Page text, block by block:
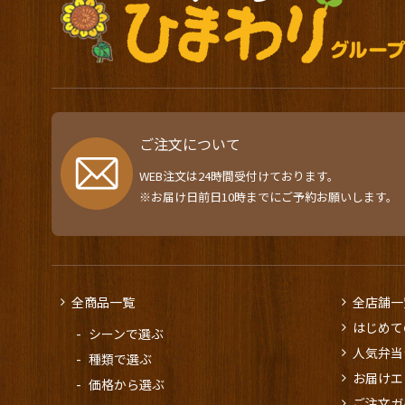
ご注文について
WEB注文は24時間受付けております。
※お届け日前日10時までにご予約お願いします。
全商品一覧
シーンで選ぶ
種類で選ぶ
価格から選ぶ
全店舗
はじめ
人気弁
お届け